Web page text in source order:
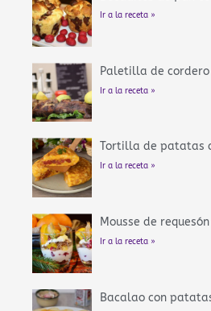
Ir a la receta »
Paletilla de
Ir a la receta »
Tortilla de patatas
Ir a la receta »
Mousse de
Ir a la receta »
Bacalao con